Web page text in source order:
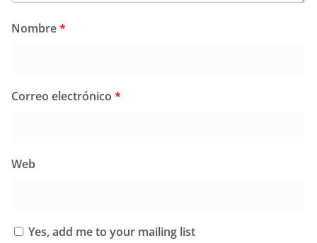
Nombre*
Correo electrónico *
Web
Yes, add me to your mailing list